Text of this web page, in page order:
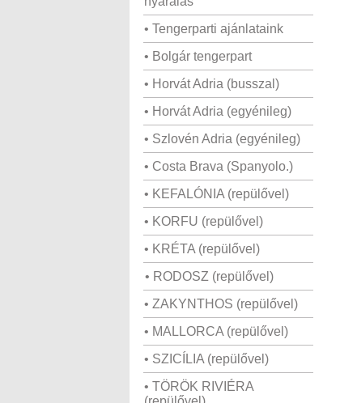
• Tengerparti ajánlataink
• Bolgár tengerpart
• Horvát Adria (busszal)
• Horvát Adria (egyénileg)
• Szlovén Adria (egyénileg)
• Costa Brava (Spanyolo.)
• KEFALÓNIA (repülővel)
• KORFU (repülővel)
• KRÉTA (repülővel)
• RODOSZ (repülővel)
• ZAKYNTHOS (repülővel)
• MALLORCA (repülővel)
• SZICÍLIA (repülővel)
• TÖRÖK RIVIÉRA